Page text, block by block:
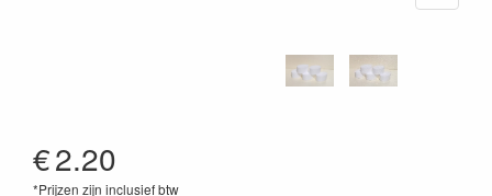
€2.20
*Prijzen zijn inclusief btw